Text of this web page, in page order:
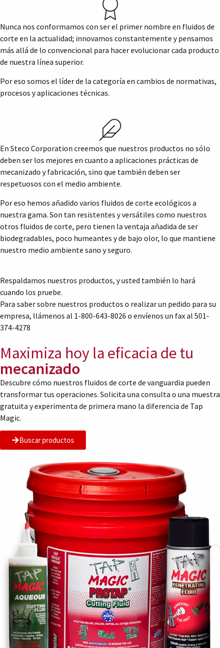
Nunca nos conformamos con ser el primer nombre en fluidos de
corte en la actualidad; innovamos constantemente y pensamos
más allá de lo convencional para hacer evolucionar cada producto
de nuestra línea superior.
Por eso somos el líder de la categoría en cambios de normativas,
procesos y aplicaciones técnicas.
En Steco Corporation creemos que nuestros productos no sólo
deben ser los mejores en cuanto a aplicaciones prácticas de
mecanizado y fabricación, sino que también deben ser
respetuosos con el medio ambiente.
Por eso hemos añadido varios fluidos de corte ecológicos a
nuestra gama. Son tan resistentes y versátiles como nuestros
otros fluidos de corte, pero tienen la ventaja añadida de ser
biodegradables, poco humeantes y de bajo olor, lo que mantiene
nuestro medio ambiente sano y seguro.
Respaldamos nuestros productos, y usted también lo hará
cuando los pruebe.
Para saber sobre nuestros productos o realizar un pedido para su
empresa, llámenos al 1-800-643-8026 o envíenos un fax al 501-
374-4278
Maximiza hoy la eficacia de tu
mecanizado
Descubre cómo nuestros fluidos de corte de vanguardia pueden
transformar tus operaciones. Solicita una consulta o una muestra
gratuita y experimenta de primera mano la diferencia de Tap
Magic.
Buscar productos